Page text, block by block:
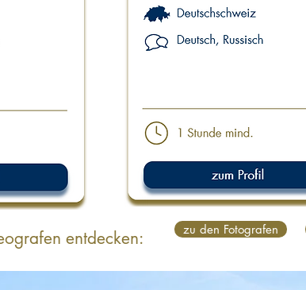
entdecken: zu den Fotografen